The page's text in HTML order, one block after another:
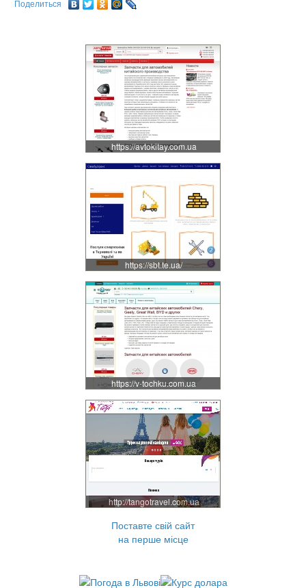
Поделиться
https://avtokitay.com.ua
https://sbt.te.ua/
https://v-tochku.com.ua
http://tangotravel.com.ua
Поставте свій сайт
на перше місце